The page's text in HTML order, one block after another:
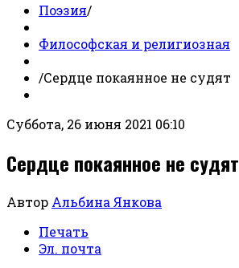
Поэзия/
Философская и религиозная
/Сердце покаянное не судят
Суббота, 26 июня 2021 06:10
Сердце покаянное не судят
Автор Альбина Янкова
Печать
Эл. почта